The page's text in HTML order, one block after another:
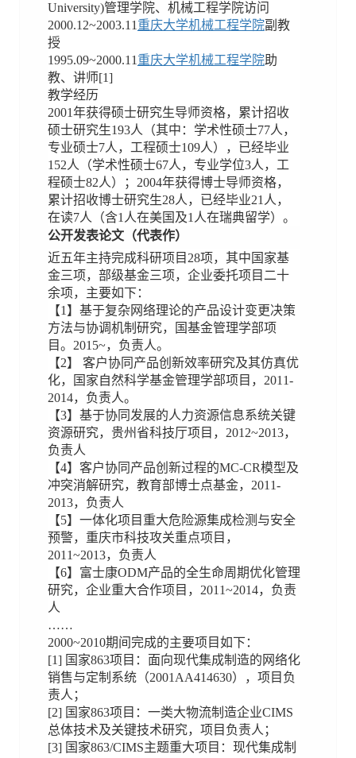
University)管理学院、机械工程学院访问
2000.12~2003.11 重庆大学机械工程学院副教
授
1995.09~2000.11 重庆大学机械工程学院助
教、讲师[1]
教学经历
2001年获得硕士研究生导师资格，累计招收
硕士研究生193人（其中：学术性硕士77人，
专业硕士7人，工程硕士109人），已经毕业
152人（学术性硕士67人，专业学位3人，工
程硕士82人）；2004年获得博士导师资格，
累计招收博士研究生28人，已经毕业21人，
在读7人（含1人在美国及1人在瑞典留学）。
公开发表论文（代表作）
近五年主持完成科研项目28项，其中国家基
金三项，部级基金三项，企业委托项目二十
余项，主要如下：
【1】基于复杂网络理论的产品设计变更决策
方法与协调机制研究，国基金管理学部项
目。2015~，负责人。
【2】 客户协同产品创新效率研究及其仿真优
化，国家自然科学基金管理学部项目，2011-
2014，负责人。
【3】基于协同发展的人力资源信息系统关键
资源研究，贵州省科技厅项目，2012~2013，
负责人
【4】客户协同产品创新过程的MC-CR模型及
冲突消解研究，教育部博士点基金，2011-
2013，负责人
【5】一体化项目重大危险源集成检测与安全
预警，重庆市科技攻关重点项目，
2011~2013，负责人
【6】富士康ODM产品的全生命周期优化管理
研究，企业重大合作项目，2011~2014，负责
人
……
2000~2010期间完成的主要项目如下：
[1] 国家863项目：面向现代集成制造的网络化
销售与定制系统（2001AA414630），项目负
责人；
[2] 国家863项目：一类大物流制造企业CIMS
总体技术及关键技术研究，项目负责人；
[3] 国家863/CIMS主题重大项目：现代集成制